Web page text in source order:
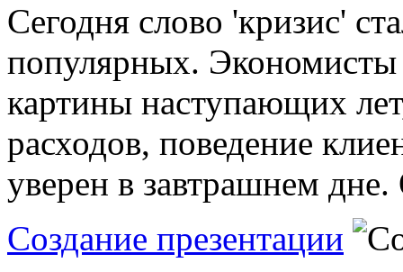
Сегодня слово 'кризис'
популярных.
картины наступающих
расходов, поведение
уверен в завтрашнем
Создание презентации